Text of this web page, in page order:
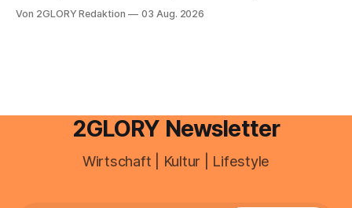
ist längst ein ernstzunehmender Wirtschaftszweig. Weltweit
Von 2GLORY Redaktion 03 Aug. 2026
2GLORY Newsletter
Wirtschaft | Kultur | Lifestyle